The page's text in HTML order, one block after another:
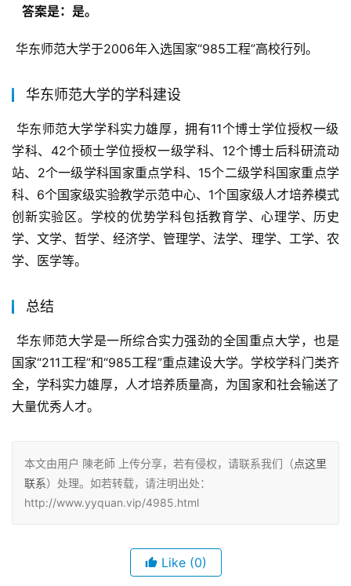
  答案是：是。
华东师范大学于2006年入选国家“985工程”高校行列。
华东师范大学的学科建设
学科、42个硕士学位授权一级学科、12个博士后科研流动
站、2个一级学科国家重点学科、15个二级学科国家重点学
科、6个国家级实验教学示范中心、1个国家级人才培养模式
创新实验区。学校的优势学科包括教育学、心理学、历史
学、文学、哲学、经济学、管理学、法学、理学、工学、农
学、医学等。
总结
国家“211工程”和“985工程”重点建设大学。学校学科门类齐
全，学科实力雄厚，人才培养质量高，为国家和社会输送了
大量优秀人才。
本文由用户 陳老師 上传分享，若有侵权，请联系我们（点这里
联系）处理。如若转载，请注明出处：
http://www.yyquan.vip/4985.html
Like (0)